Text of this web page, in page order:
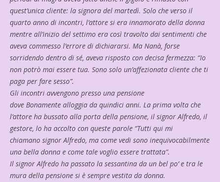
quest’unica cliente: la signora del martedì. Solo che verso il
quarto anno di incontri, l’attore si era innamorato della donna
mentre all’inizio del settimo era così travolto dai sentimenti che
aveva commesso l’errore di dichiararsi. Ma Nanà, forse
sorridendo dentro di sé, aveva risposto con decisa fermezza: “Io
non potrò mai essere tua. Sono solo un’affezionata cliente che ti
paga per fare sesso”.
Gli incontri avvengono presso una pensione
dove Bonamente alloggia da quindici anni. La prima volta che
l’attore ha bussato alla porta della pensione, il signor Alfredo, il
gestore, lo ha accolto con queste parole “Tutti qui mi
chiamano signor Alfredo, ma come vedi sono inequivocabilmente
una bella donna e come tale voglio essere trattata”.
Il signor Alfredo ha passato la sessantina da un bel po’ e tra le
mura della pensione si è sempre vestita da donna.